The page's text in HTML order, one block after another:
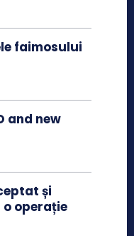
faimosului
and new
și
operație